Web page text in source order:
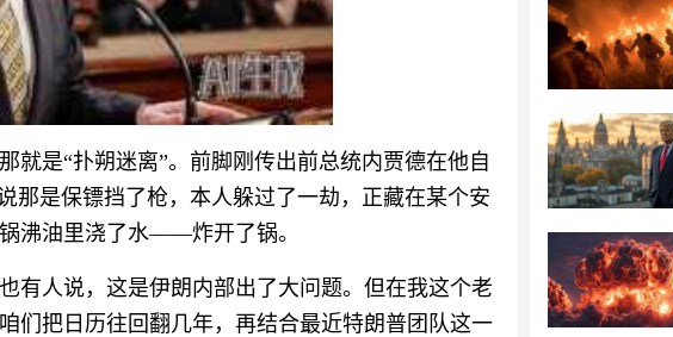
就是“扑朔迷离”。前脚刚传出前总统内贾德在他自
那是保镖挡了枪，本人躲过了一劫，正藏在某个安
沸油里浇了水——炸开了锅。
有人说，这是伊朗内部出了大问题。但在我这个老
们把日历往回翻几年，再结合最近特朗普团队这一